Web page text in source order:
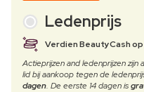
Ledenprijs
Verdien BeautyCash
Actieprijzen and ledenprijzen
lid bij aankoop tegen de
dagen. De eerste 14 dagen is